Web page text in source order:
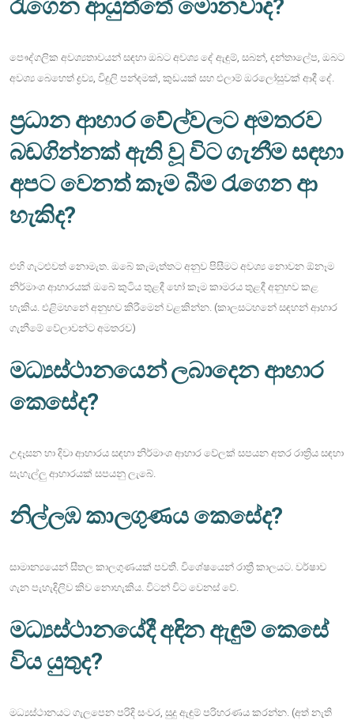
රැගෙන ආයුත්තේ මොනවාද?
පෞද්ගලික අවශ්‍යතාවයන් සඳහා ඔබට අවශ්‍ය දේ ඇඳුම්, සබන්, දන්තාලේප, ඔබට
අවශ්‍ය බෙහෙත් ද්‍රව්‍ය, විදුලි පන්දමක්, කුඩයක් සහ එලාම් ඔරලෝසුවක් ආදී දේ.
ප්‍රධාන ආහාර වේල්වලට අමතරව
බඩගින්නක් ඇති වූ විට ගැනීම සඳහා
අපට වෙනත් කෑම බීම රැගෙන ආ
හැකිද?
එහි ගැටළුවත් නොමැත. ඔබේ කැමැත්තට අනුව පිසීමට අවශ්‍ය නොවන ඕනෑම
නිර්මාංශ ආහාරයක් ඔබේ කුටිය තුළදී හෝ කෑම කාමරය තුළදී අනුභව කළ
හැකිය. එළිමහනේ අනුභව කිරීමෙන් වළකින්න. (කාලසටහනේ සඳහන් ආහාර
ගැනීමේ වේලාවන්ට අමතරව)
මධ්‍යස්ථානයෙන් ලබාදෙන ආහාර
කෙසේද?
උදෑසන හා දිවා ආහාරය සඳහා නිර්මාංශ ආහාර වේලක් සපයන අතර රාත්‍රිය සඳහා
සැහැල්ලු ආහාරයක් සපයනු ලැබේ.
නිල්ලඹ කාලගුණය කෙසේද?
සාමාන්‍යයෙන් සීතල කාලගුණයක් පවතී. විශේෂයෙන් රාත්‍රී කාලයට. වර්ෂාව
ගැන පැහැදිලිව කිව නොහැකිය. විටන් විට වෙනස් වේ.
මධ්‍යස්ථානයේදී අඳින ඇඳුම් කෙසේ
විය යුතුද?
මධ්‍යස්ථානයට ගැලපෙන පරිදි සංවර, සුදු ඇඳුම් පරිහරණය කරන්න. (අත් නැති